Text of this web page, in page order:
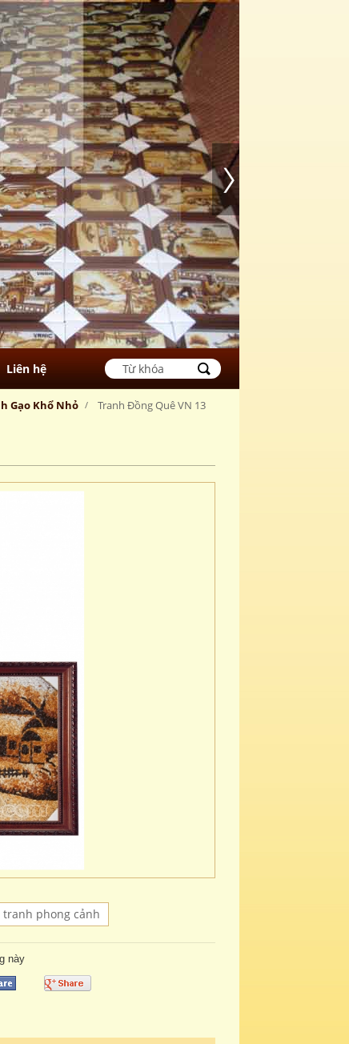
Liên hệ
Gạo Khổ Nhỏ Tranh Đồng Quê VN 13
tranh phong cảnh
này